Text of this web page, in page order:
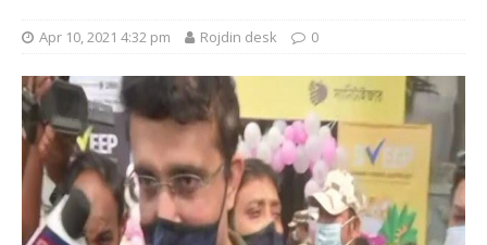
Apr 10, 2021 4:32 pm Rojdin desk 0